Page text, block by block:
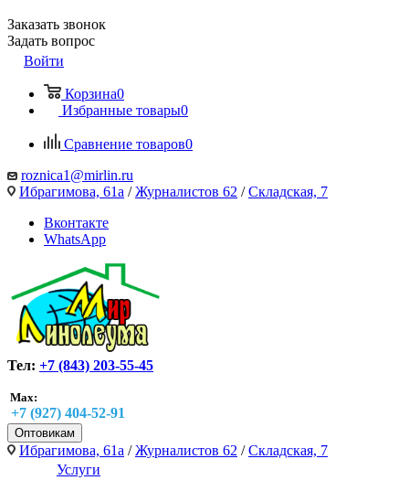
Заказать звонок
Задать вопрос
Войти
Корзина0
Избранные товары0
Сравнение товаров0
roznica1@mirlin.ru
Ибрагимова, 61а /Журналистов 62 /Складская, 7
Вконтакте
WhatsApp
Тел: +7 (843) 203-55-45
Max:
+7 (927) 404-52-91
Оптовикам
Ибрагимова, 61а /Журналистов 62 /Складская, 7
Услуги